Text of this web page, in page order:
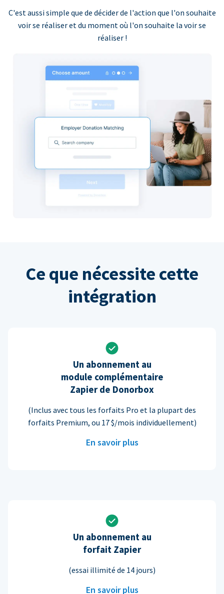
C'est aussi simple que de décider de l'action que l'on souhaite
voir se réaliser et du moment où l'on souhaite la voir se
réaliser !
Ce que nécessite cette
intégration
Un abonnement au
module complémentaire
Zapier de Donorbox
(Inclus avec tous les forfaits Pro et la plupart des
forfaits Premium, ou 17 $/mois individuellement)
En savoir plus
Un abonnement au
forfait Zapier
(essai illimité de 14 jours)
En savoir plus